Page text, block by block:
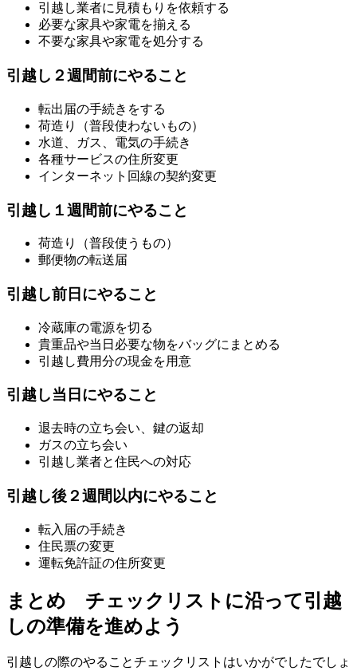
引越し業者に見積もりを依頼する
必要な家具や家電を揃える
不要な家具や家電を処分する
引越し２週間前にやること
転出届の手続きをする
荷造り（普段使わないもの）
水道、ガス、電気の手続き
各種サービスの住所変更
インターネット回線の契約変更
引越し１週間前にやること
荷造り（普段使うもの）
郵便物の転送届
引越し前日にやること
冷蔵庫の電源を切る
貴重品や当日必要な物をバッグにまとめる
引越し費用分の現金を用意
引越し当日にやること
退去時の立ち会い、鍵の返却
ガスの立ち会い
引越し業者と住民への対応
引越し後２週間以内にやること
転入届の手続き
住民票の変更
運転免許証の住所変更
まとめ チェックリストに沿って引越
しの準備を進めよう
引越しの際のやることチェックリストはいかがでしたでしょ